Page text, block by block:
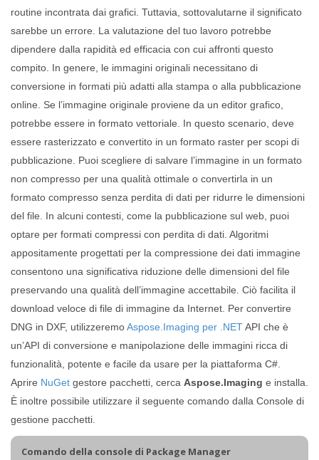
routine incontrata dai grafici. Tuttavia, sottovalutarne il significato
sarebbe un errore. La valutazione del tuo lavoro potrebbe
dipendere dalla rapidità ed efficacia con cui affronti questo
compito. In genere, le immagini originali necessitano di
conversione in formati più adatti alla stampa o alla pubblicazione
online. Se l’immagine originale proviene da un editor grafico,
potrebbe essere in formato vettoriale. In questo scenario, deve
essere rasterizzato e convertito in un formato raster per scopi di
pubblicazione. Puoi scegliere di salvare l’immagine in un formato
non compresso per una qualità ottimale o convertirla in un
formato compresso senza perdita di dati per ridurre le dimensioni
del file. In alcuni contesti, come la pubblicazione sul web, puoi
optare per formati compressi con perdita di dati. Algoritmi
appositamente progettati per la compressione dei dati immagine
consentono una significativa riduzione delle dimensioni del file
preservando una qualità dell’immagine accettabile. Ciò facilita il
download veloce di file di immagine da Internet. Per convertire
DNG in DXF, utilizzeremoAspose.Imaging per .NETAPI che è
un’API di conversione e manipolazione delle immagini ricca di
funzionalità, potente e facile da usare per la piattaforma C#.
Aprire NuGet gestore pacchetti, cerca Aspose.Imaging e installa.
È inoltre possibile utilizzare il seguente comando dalla Console di
gestione pacchetti.
Comando della console di Package Manager